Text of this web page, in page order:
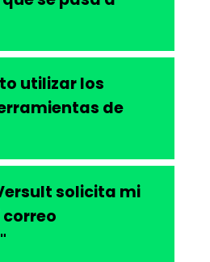
utilizar los
de
solicita mi